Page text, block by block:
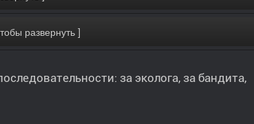
за эколога, за бандита,